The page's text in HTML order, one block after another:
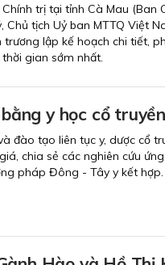
trị tại tỉnh Cà Mau (Ban
Chủ tịch Uỷ ban MTTQ Việt
lập kế hoạch chi tiết,
gian sớm nhất.
y học cổ truyền
đào tạo liên tục y, dược cổ
chia sẻ các nghiên cứu
pháp Đông - Tây y kết hợp.